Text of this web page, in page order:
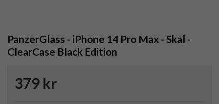
PanzerGlass - iPhone 14 Pro Max - Skal -
ClearCase Black Edition
379 kr